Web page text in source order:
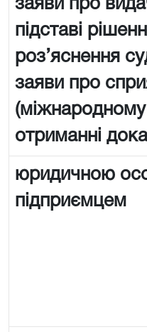
заяви про
підставі
роз’яснення
заяви про
отриманні
юридичною
підприємцем